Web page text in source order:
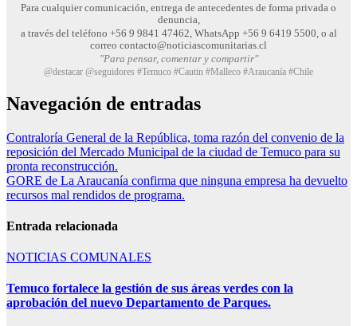
Para cualquier comunicación, entrega de antecedentes de forma privada o
denuncia,
a través del teléfono +56 9 9841 47462, WhatsApp +56 9 6419 5500, o al
correo contacto@noticiascomunitarias.cl
"Para pensar, comentar y compartir"
@destacar @seguidores #Temuco #Cautin #Malleco #Araucanía #Chile
Navegación de entradas
Contraloría General de la República, toma razón del convenio de la
reposición del Mercado Municipal de la ciudad de Temuco para su
pronta reconstrucción.
GORE de La Araucanía confirma que ninguna empresa ha devuelto
recursos mal rendidos de programa.
Entrada relacionada
NOTICIAS COMUNALES
Temuco fortalece la gestión de sus áreas verdes con la
aprobación del nuevo Departamento de Parques.